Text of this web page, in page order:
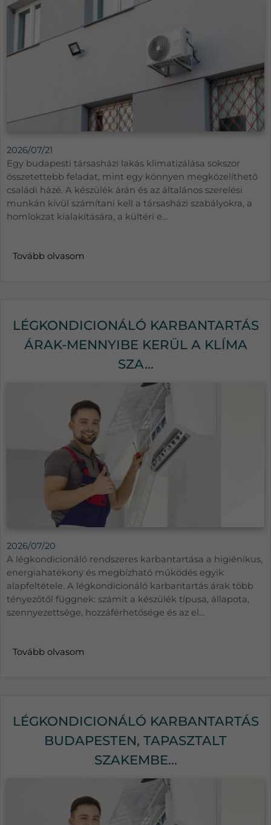
2026/07/21
Egy budapesti társasházi lakás klimatizálása sokszor
összetettebb feladat, mint egy könnyen megközelíthető
családi házé. A készülék árán és az általános szerelési
munkán kívül számítani kell a társasházi szabályokra, a
homlokzat kialakítására, a kültéri e...
Tovább olvasom
LÉGKONDICIONÁLÓ KARBANTARTÁS
ÁRAK-MENNYIBE KERÜL A KLÍMA
SZA...
2026/07/20
A légkondicionáló rendszeres karbantartása a higiénikus,
energiahatékony és megbízható működés egyik
alapfeltétele. A légkondicionáló karbantartás árak több
tényezőtől függnek: számít a készülék típusa, állapota,
szennyezettsége, hozzáférhetősége és az el...
Tovább olvasom
LÉGKONDICIONÁLÓ KARBANTARTÁS
BUDAPESTEN, TAPASZTALT
SZAKEMBE...